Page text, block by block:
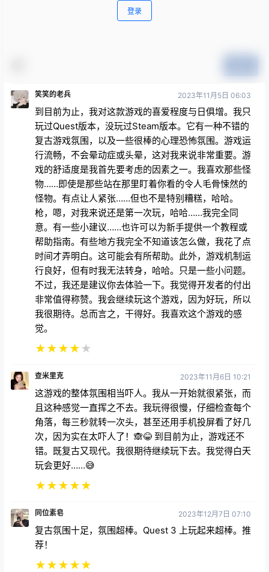
登录
笑笑的老兵 2023年11月5日 06:03
到目前为止，我对这款游戏的喜爱程度与日俱增。我只
玩过Quest版本，没玩过Steam版本。它有一种不错的
复古游戏氛围，以及一些很棒的心理恐怖氛围。游戏运
行流畅，不会晕动症或头晕，这对我来说非常重要。游
戏的舒适度是我首先要考虑的因素之一。我喜欢那些怪
物……即使是那些站在那里盯着你看的令人毛骨悚然的
怪物。有点让人紧张……但也不是特别糟糕，哈哈。
枪，嗯，对我来说还是第一次玩，哈哈……我完全同
意。有一些小建议……也许可以为新手提供一个教程或
帮助指南。有些地方我完全不知道该怎么做，我花了点
时间才弄明白。这可能会有所帮助。此外，游戏机制运
行良好，但有时我无法转身，哈哈。只是一些小问题。
不过，我还是建议你去体验一下。我觉得开发者的付出
非常值得称赞。我会继续玩这个游戏，因为好玩，所以
我很期待。总而言之，干得好。我喜欢这个游戏的感
觉。
★★★★★
查米里克 2023年11月6日 10:21
这游戏的整体氛围相当吓人。我从一开始就很紧张，而
且这种感觉一直挥之不去。我玩得很慢，仔细检查每个
角落，每三秒就转一次头，甚至还用手机投屏看了好几
次，因为实在太吓人了！🙈😂 到目前为止，游戏还不
错。既复古又现代。我很期待继续玩下去。我觉得白天
玩会更好……😅
★★★★★
同位素皂 2023年12月7日 07:10
复古氛围十足，氛围超棒。Quest 3 上玩起来超棒。推
荐！
★★★★★